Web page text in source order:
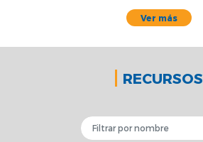
Ver más
RECURSOS